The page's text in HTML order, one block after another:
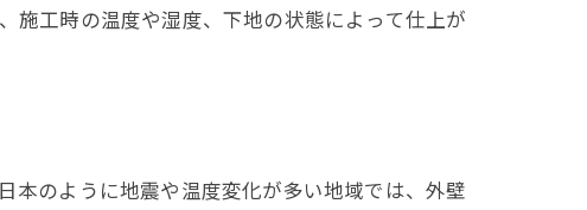
施工時の温度や湿度、下地の状態によって仕上が
本のように地震や温度変化が多い地域では、外壁